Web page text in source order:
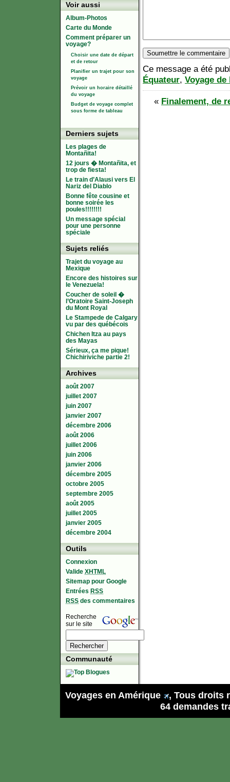
Ce message a été
Équateur, Voyage
« Finalement, de
Voir aussi
Album-Photos
Carte du Monde
Comment préparer un
voyage?
Choisir une date de départ
et de retour
Planifier un trajet pour son
voyage
Prévoir un horaire détaillé
du voyage
Budget de voyage complet
sous forme de tableau
Derniers sujets
Les plages de
Montañita!
12 jours � Montañita, et
trop de fiesta!
Le train d’Alausi vers El
Nariz del Diablo
Bonne fête cousine et
bonne soirée les
poules!!!!!!!!
Un message spécial
pour une personne
spéciale
Sujets reliés
Trajet du voyage au
Mexique
Encore des histoires sur
le Venezuela!
Coucher de soleil �
l’Oratoire Saint-Joseph
du Mont Royal
Le Stampede de Calgary
vu par des québécois
Chichen Itza au pays
des Mayas
Sérieux, ça me pique!
Chichiriviche partie 2!
Archives
août 2007
juillet 2007
juin 2007
janvier 2007
décembre 2006
août 2006
juillet 2006
juin 2006
janvier 2006
décembre 2005
octobre 2005
septembre 2005
août 2005
juillet 2005
janvier 2005
décembre 2004
Outils
Connexion
Valide XHTML
Sitemap pour Google
Entrées RSS
RSS des commentaires
Recherche
sur le site
Communauté
Voyages en Amérique
, Tous droits
64 demandes